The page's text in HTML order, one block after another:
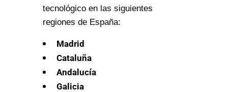
tecnológico en las siguientes
regiones de España:
Madrid
Cataluña
Andalucía
Galicia